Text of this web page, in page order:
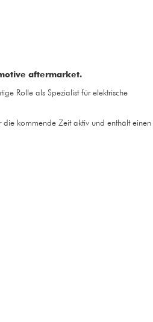
aftermarket.
Rolle als Spezialist für elektrische
die kommende Zeit aktiv und enthält einen